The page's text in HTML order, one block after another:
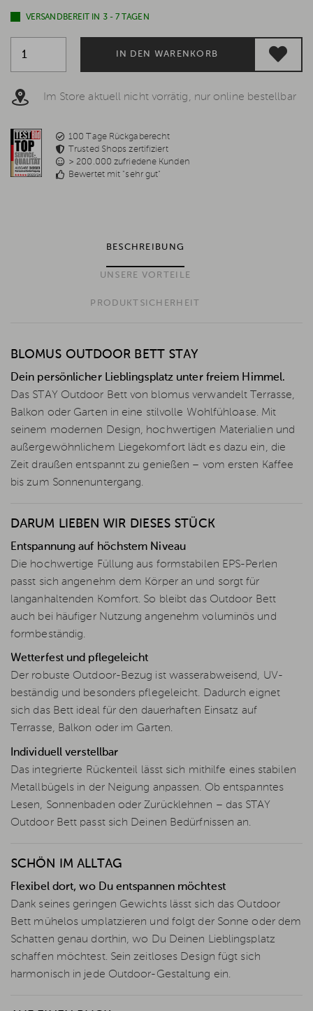
VERSANDBEREIT IN 3 - 7 TAGEN
IN DEN WARENKORB
Im Store aktuell nicht vorrätig, nur online bestellbar
100 Tage Rückgaberecht
Trusted Shops zertifiziert
> 200.000 zufriedene Kunden
Bewertet mit "sehr gut"
BESCHREIBUNG
UNSERE VORTEILE
PRODUKTSICHERHEIT
BLOMUS OUTDOOR BETT STAY
Dein persönlicher Lieblingsplatz unter freiem Himmel.
Das STAY Outdoor Bett von blomus verwandelt Terrasse,
Balkon oder Garten in eine stilvolle Wohlfühloase. Mit
seinem modernen Design, hochwertigen Materialien und
außergewöhnlichem Liegekomfort lädt es dazu ein, die
Zeit draußen entspannt zu genießen – vom ersten Kaffee
bis zum Sonnenuntergang.
DARUM LIEBEN WIR DIESES STÜCK
Entspannung auf höchstem Niveau
Die hochwertige Füllung aus formstabilen EPS-Perlen
passt sich angenehm dem Körper an und sorgt für
langanhaltenden Komfort. So bleibt das Outdoor Bett
auch bei häufiger Nutzung angenehm voluminös und
formbeständig.
Wetterfest und pflegeleicht
Der robuste Outdoor-Bezug ist wasserabweisend, UV-
beständig und besonders pflegeleicht. Dadurch eignet
sich das Bett ideal für den dauerhaften Einsatz auf
Terrasse, Balkon oder im Garten.
Individuell verstellbar
Das integrierte Rückenteil lässt sich mithilfe eines stabilen
Metallbügels in der Neigung anpassen. Ob entspanntes
Lesen, Sonnenbaden oder Zurücklehnen – das STAY
Outdoor Bett passt sich Deinen Bedürfnissen an.
SCHÖN IM ALLTAG
Flexibel dort, wo Du entspannen möchtest
Dank seines geringen Gewichts lässt sich das Outdoor
Bett mühelos umplatzieren und folgt der Sonne oder dem
Schatten genau dorthin, wo Du Deinen Lieblingsplatz
schaffen möchtest. Sein zeitloses Design fügt sich
harmonisch in jede Outdoor-Gestaltung ein.